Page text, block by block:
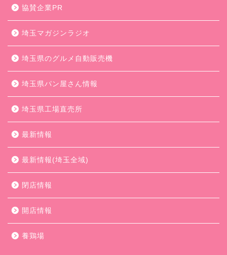
協賛企業PR
埼玉マガジンラジオ
埼玉県のグルメ自動販売機
埼玉県パン屋さん情報
埼玉県工場直売所
最新情報
最新情報(埼玉全域)
閉店情報
開店情報
養鶏場